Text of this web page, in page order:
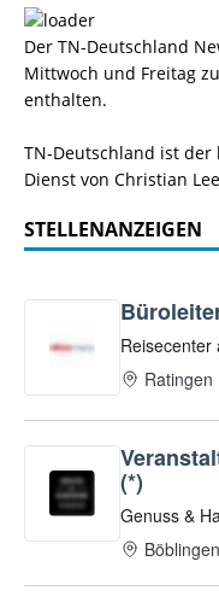
Der TN-Deutschland
Mittwoch und Freitag
enthalten.
TN-Deutschland ist der
Dienst von Christian
STELLENANZEIGEN